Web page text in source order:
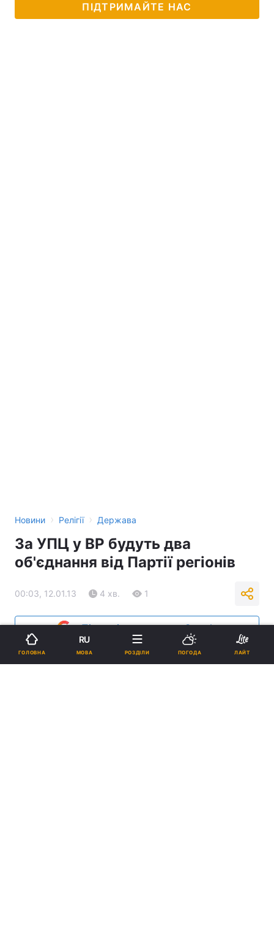
ПІДТРИМАЙТЕ НАС
Новини › Релігії › Держава
За УПЦ у ВР будуть два
об'єднання від Партії регіонів
00:03, 12.01.13 4 хв. 1
Підпишіться на нас в Google
Реклама
ГОЛОВНА
RU
МОВА РОЗДІЛИ ПОГОДА ЛАЙТ